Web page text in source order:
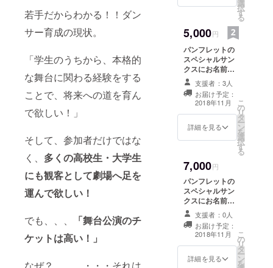
若手だからわかる！！ダン
サー育成の現状。
「学生のうちから、本格的
な舞台に関わる経験をする
ことで、将来への道を育ん
で欲しい！」
そして、参加者だけではな
く、 多くの高校生・大学生
にも観客として劇場へ足を
運んで欲しい！
でも、、、
「舞台公演のチ
ケットは高い！」
後、俳優や
舞台演出家
のマネジメ
ントの仕事
をしなが
ら、ダンス
カンパニー
属し、舞台
ロデュー
サーを担
う。東京芸
術劇場や
KAAT神奈川
劇場などの
招聘公演
や、フェス
選
択
す
る
5,000円
パンフレットの
スペシャルサン
クスにお名前掲
載、中村蓉より
一言メッセージ
付き御礼メール
送付
支援者：3人
お届け予定：
2018年11月
詳細を見る
こ
の
リ
タ
ー
ン
を
選
択
す
る
7,000円
パンフレットの
スペシャルサン
クスにお名前掲
載、中村蓉の一
言メッセージ付
き御礼メール、
中村蓉舞台写
真、プロフィー
ル写真セットプ
支援者：0人
お届け予定：
2018年11月
詳細を見る
こ
の
リ
タ
ー
ン
を